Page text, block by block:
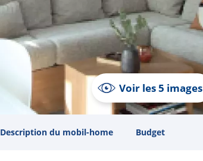
Voir les 5 images
Description du mobil-home Budget